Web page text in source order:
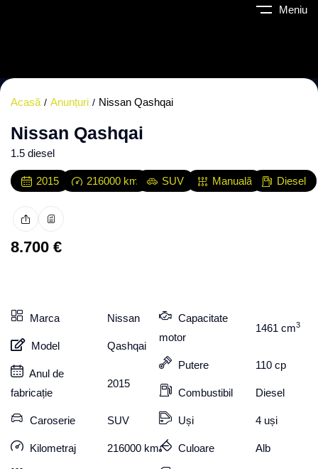
Meniu
Acasă Anunțuri Nissan Qashqai
Nissan Qashqai
1.5 diesel
2015 216000 km SUV Manuală Diesel
8.700 €
Marca Nissan
Model Qashqai
Anul de
fabricație
2015
Caroserie SUV
Kilometraj 216000 km
Capacitate
motor
1461 cm3
Putere 110 cp
Combustibil Diesel
Uși 4 uși
Culoare Alb